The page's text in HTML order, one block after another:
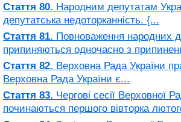
Стаття 80. Народним депутатам
депутатська недоторканність. {...
Стаття 81. Повноваження народних
припиняються одночасно з
Стаття 82. Верховна Рада України
Верховна Рада України є...
Стаття 83. Чергові сесії Верховної
починаються першого вівторка